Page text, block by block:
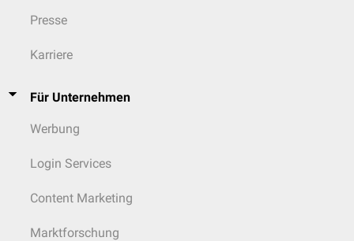
Presse
Karriere
Für Unternehmen
Werbung
Login Services
Content Marketing
Marktforschung